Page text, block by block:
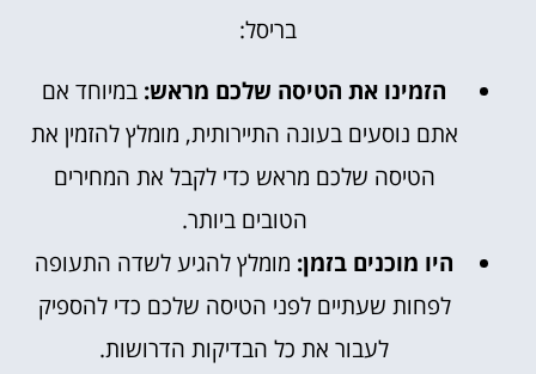
בריסל:
הזמינו את הטיסה שלכם מראש: במיוחד אם
אתם נוסעים בעונה התיירותית, מומלץ להזמין את
הטיסה שלכם מראש כדי לקבל את המחירים
הטובים ביותר.
היו מוכנים בזמן: מומלץ להגיע לשדה התעופה
לפחות שעתיים לפני הטיסה שלכם כדי להספיק
לעבור את כל הבדיקות הדרושות.